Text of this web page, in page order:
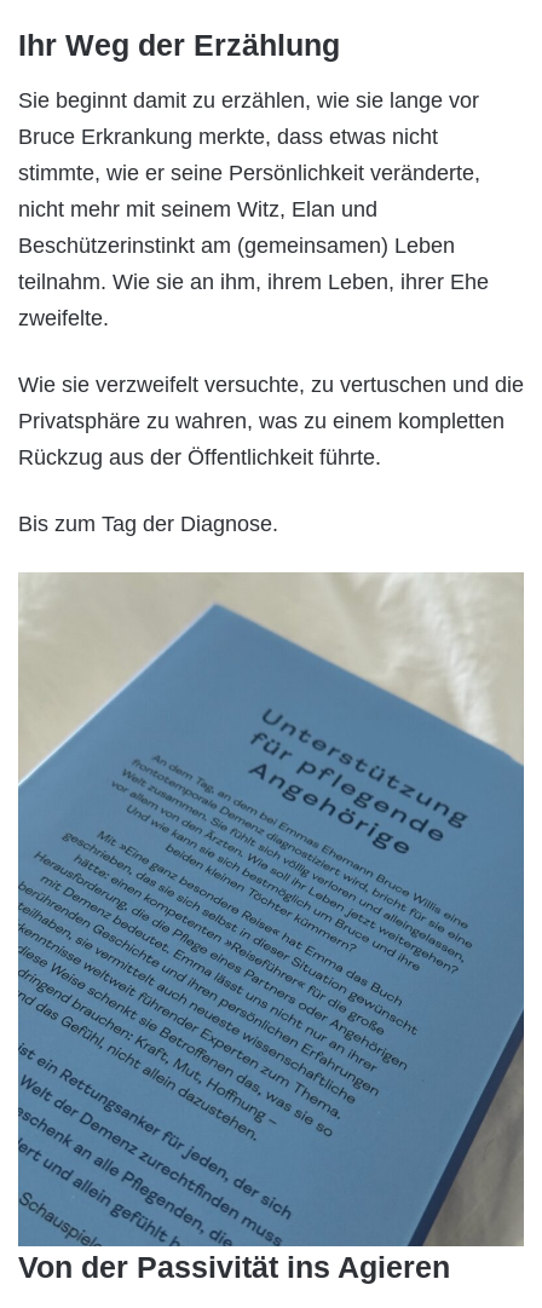
Ihr Weg der Erzählung
Sie beginnt damit zu erzählen, wie sie lange vor
Bruce Erkrankung merkte, dass etwas nicht
stimmte, wie er seine Persönlichkeit veränderte,
nicht mehr mit seinem Witz, Elan und
Beschützerinstinkt am (gemeinsamen) Leben
teilnahm. Wie sie an ihm, ihrem Leben, ihrer Ehe
zweifelte.
Wie sie verzweifelt versuchte, zu vertuschen und die
Privatsphäre zu wahren, was zu einem kompletten
Rückzug aus der Öffentlichkeit führte.
Bis zum Tag der Diagnose.
Von der Passivität ins Agieren